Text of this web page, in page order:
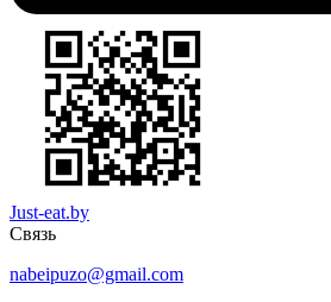
Just-eat.by
Связь
nabeipuzo@gmail.com